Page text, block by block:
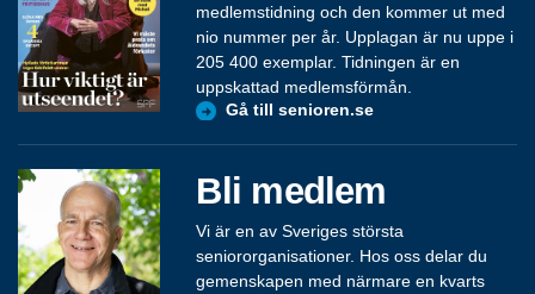
medlemstidning och den kommer ut med
nio nummer per år. Upplagan är nu uppe i
205 400 exemplar. Tidningen är en
uppskattad medlemsförmån.
Gå till senioren.se
Bli medlem
Vi är en av Sveriges största
seniororganisationer. Hos oss delar du
gemenskapen med närmare en kvarts